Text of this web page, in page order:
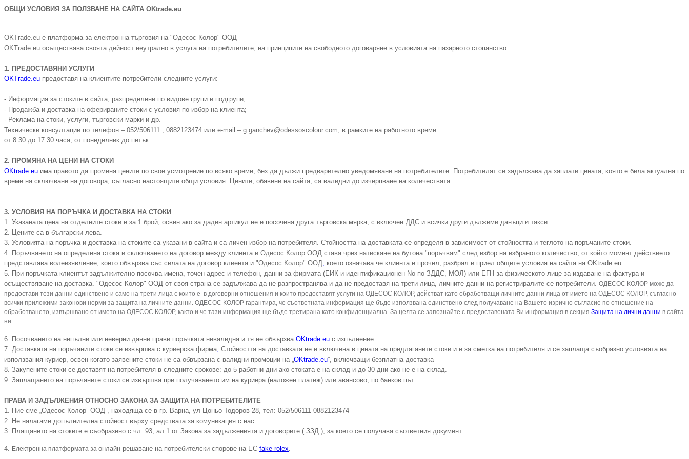
ОБЩИ УСЛОВИЯ ЗА ПОЛЗВАНЕ НА САЙТА OKtrade.eu
OKTrade.eu е платформа за електронна търговия на "Одесос Колор" ООД
OKTrade.eu осъществява своята дейност неутрално в услуга на потребителите, на принципите на свободното договаряне в условията на пазарното стопанство.
1. ПРЕДОСТАВЯНИ УСЛУГИ
OKTrade.eu предоставя на клиентите-потребители следните услуги:
- Информация за стоките в сайта, разпределени по видове групи и подгрупи;
- Продажба и доставка на оферираните стоки с условия по избор на клиента;
- Реклама на стоки, услуги, търговски марки и др.
Технически консултации по телефон – 052/506111 ; 0882123474 или e-mail – g.ganchev@odessoscolour.com, в рамките на работното време:
от 8:30 до 17:30 часа, от понеделник до петък
2. ПРОМЯНА НА ЦЕНИ НА СТОКИ
OKtrade.eu има правото да променя цените по свое усмотрение по всяко време, без да дължи предварително уведомяване на потребителите. Потребителят се задължава да заплати цената, която е била актуална по
време на сключване на договора, съгласно настоящите общи условия. Цените, обявени на сайта, са валидни до изчерпване на количествата .
3. УСЛОВИЯ НА ПОРЪЧКА И ДОСТАВКА НА СТОКИ
1. Указаната цена на отделните стоки е за 1 брой, освен ако за даден артикул не е посочена друга търговска мярка, с включен ДДС и всички други дължими данъци и такси.
2. Цените са в български лева.
3. Условията на поръчка и доставка на стоките са указани в сайта и са личен избор на потребителя. Стойността на доставката се определя в зависимост от стойността и теглото на поръчаните стоки.
4. Поръчването на определена стока и сключването на договор между клиента и Одесос Колор ООД става чрез натискане на бутона "поръчвам" след избор на избраното количeство, от който момент действието
представлява волеизявление, което обвързва със силата на договор клиента и "Одесос Колор" ООД, което означава че клиента е прочел, разбрал и приел общите условия на сайта на OKtrade.eu
5. При поръчката клиентът задължително посочва имена, точен адрес и телефон, данни за фирмата (ЕИК и идентификационен No по ЗДДС, МОЛ) или ЕГН за физическото лице за издаване на фактура и
осъществяване на доставка. "Одесос Колор" ООД от своя страна се задължава да не разпространява и да не предоставя на трети лица, личните данни на регистриралите се потребители. ОДЕСОС КОЛОР може да
предостави тези данни единствено и само на трети лица с които е в договорни отношения и които предоставят услуги на ОДЕСОС КОЛОР, действат като обработващи личните данни лица от името на ОДЕСОС КОЛОР, съгласно
всички приложими законови норми за защита на личните данни. ОДЕСОС КОЛОР гарантира, че съответната информация ще бъде използвана единствено след получаване на Вашето изрично съгласие по отношение на
обработването, извършвано от името на ОДЕСОС КОЛОР, както и че тази информация ще бъде третирана като конфиденциална. За целта се запознайте с предоставената Ви информация в секция Защита на лични данни в сайта
ни.
6. Посочването на непълни или неверни данни прави поръчката невалидна и тя не обвързва OKtrade.eu с изпълнение.
7. Доставката на поръчаните стоки се извършва с куриерска фирма; Стойността на доставката не е включена в цената на предлаганите стоки и е за сметка на потребителя и се заплаща съобразно условията на
използвания куриер, освен когато заявените стоки не са обвързана с валидни промоции на „OKtrade.eu”, включващи безплатна доставка
8. Закупените стоки се доставят на потребителя в следните срокове: до 5 работни дни ако стоката е на склад и до 30 дни ако не е на склад.
9. Заплащането на поръчаните стоки се извършва при получаването им на куриера (наложен платеж) или авансово, по банков път.
ПРАВА И ЗАДЪЛЖЕНИЯ ОТНОСНО ЗАКОНА ЗА ЗАЩИТА НА ПОТРЕБИТЕЛИТЕ
1. Ние сме „Одесос Колор” ООД , находяща се в гр. Варна, ул Цоньо Тодоров 28, тел: 052/506111 0882123474
2. Не налагаме допълнителна стойност върху средствата за комуникация с нас
3. Плащането на стоките е съобразено с чл. 93, ал 1 от Закона за задълженията и договорите ( ЗЗД ), за което се получава съответния документ.
4. Електронна платформата за онлайн решаване на потребителски спорове на ЕС fake rolex.